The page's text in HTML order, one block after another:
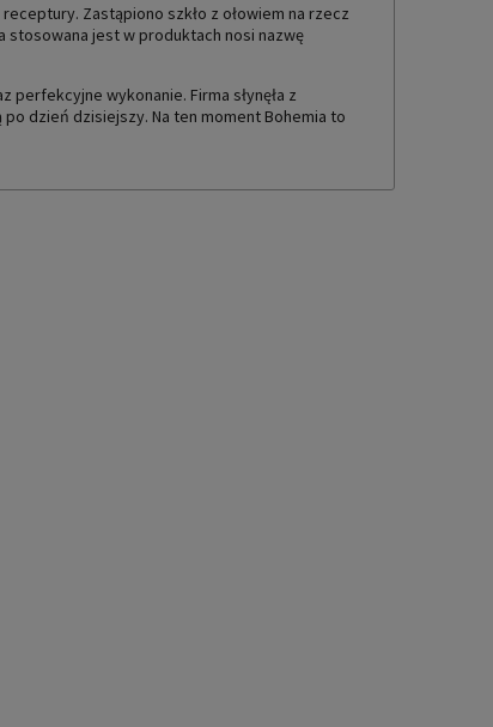
Zastąpiono szkło z ołowiem na rzecz
stosowana jest w produktach nosi nazwę
perfekcyjne wykonanie. Firma słynęła z
dzień dzisiejszy. Na ten moment Bohemia to